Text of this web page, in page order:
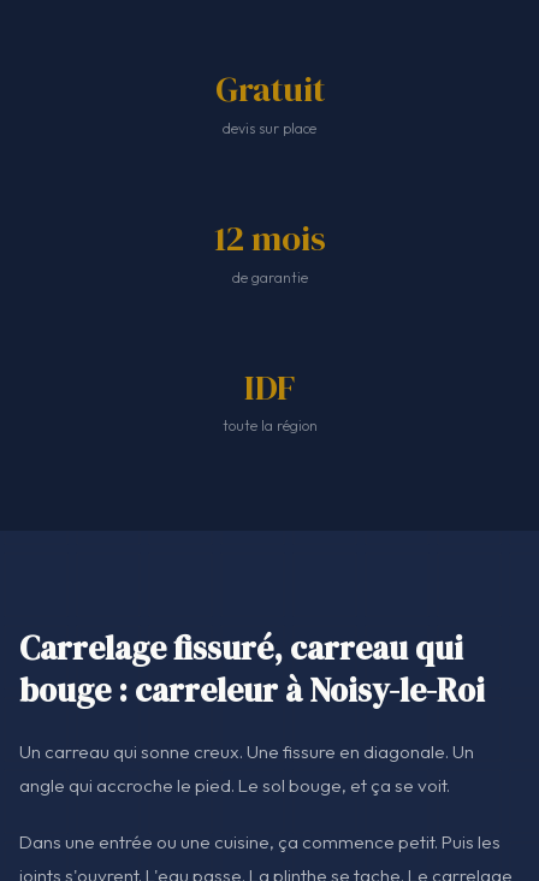
Gratuit
devis sur place
12 mois
de garantie
IDF
toute la région
Carrelage fissuré, carreau qui
bouge : carreleur à Noisy-le-Roi
Un carreau qui sonne creux. Une fissure en diagonale. Un
angle qui accroche le pied. Le sol bouge, et ça se voit.
Dans une entrée ou une cuisine, ça commence petit. Puis les
joints s'ouvrent. L'eau passe. La plinthe se tache. Le carrelage